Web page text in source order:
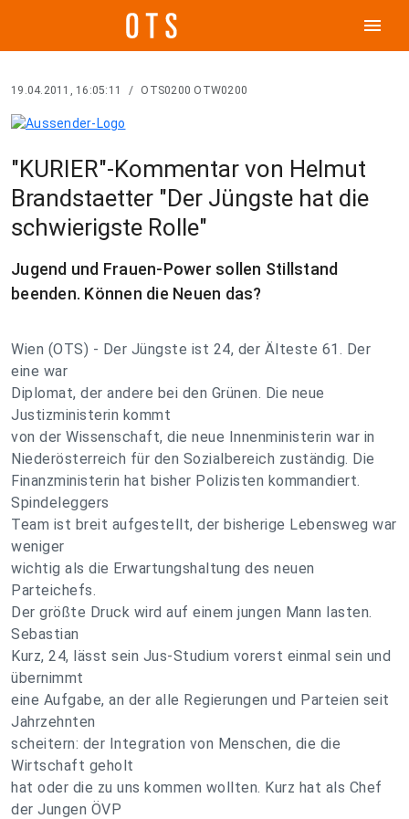
menu
19.04.2011, 16:05:11 / OTS0200 OTW0200
"KURIER"-Kommentar von Helmut
Brandstaetter "Der Jüngste hat die
schwierigste Rolle"
Jugend und Frauen-Power sollen Stillstand
beenden. Können die Neuen das?
Wien (OTS) - Der Jüngste ist 24, der Älteste 61. Der
eine war
Diplomat, der andere bei den Grünen. Die neue
Justizministerin kommt
von der Wissenschaft, die neue Innenministerin war in
Niederösterreich für den Sozialbereich zuständig. Die
Finanzministerin hat bisher Polizisten kommandiert.
Spindeleggers
Team ist breit aufgestellt, der bisherige Lebensweg war
weniger
wichtig als die Erwartungshaltung des neuen
Parteichefs.
Der größte Druck wird auf einem jungen Mann lasten.
Sebastian
Kurz, 24, lässt sein Jus-Studium vorerst einmal sein und
übernimmt
eine Aufgabe, an der alle Regierungen und Parteien seit
Jahrzehnten
scheitern: der Integration von Menschen, die die
Wirtschaft geholt
hat oder die zu uns kommen wollten. Kurz hat als Chef
der Jungen ÖVP